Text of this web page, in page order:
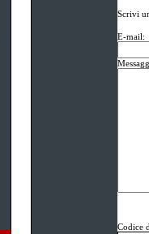
Scrivi
E-mail:
Codice